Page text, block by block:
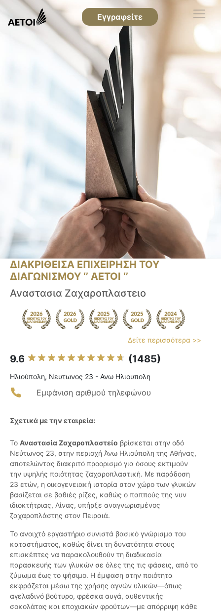
Εγγραφείτε
ΔΙΑΚΡΙΘΕΙΣΑ ΕΠΙΧΕΙΡΗΣΗ ΤΟΥ
ΔΙΑΓΩΝΙΣΜΟΥ ‘’ ΑΕΤΟΙ ‘’
Αναστασια Ζαχαροπλαστειο
Δείτε περισσότερα >>
9.6 (1485)
Ηλιούπολη, Νευτωνος 23 - Ανω Ηλιουπολη
Εμφάνιση αριθμού τηλεφώνου
Σχετικά με την εταιρεία:
Το Αναστασία Ζαχαροπλαστείο βρίσκεται στην οδό
Νεύτωνος 23, στην περιοχή Άνω Ηλιούπολη της Αθήνας,
αποτελώντας διακριτό προορισμό για όσους εκτιμούν
την υψηλής ποιότητας ζαχαροπλαστική. Με παράδοση
23 ετών, η οικογενειακή ιστορία στον χώρο των γλυκών
βασίζεται σε βαθιές ρίζες, καθώς ο παππούς της νυν
ιδιοκτήτριας, Λίνας, υπήρξε αναγνωρισμένος
ζαχαροπλάστης στον Πειραιά.
Το ανοιχτό εργαστήριο συνιστά βασικό γνώρισμα του
καταστήματος, καθώς δίνει τη δυνατότητα στους
επισκέπτες να παρακολουθούν τη διαδικασία
παρασκευής των γλυκών σε όλες της τις φάσεις, από το
ζύμωμα έως το ψήσιμο. Η έμφαση στην ποιότητα
εκφράζεται μέσω της χρήσης αγνών υλικών—όπως
αγελαδινό βούτυρο, φρέσκα αυγά, αυθεντικής
σοκολάτας και εποχιακών φρούτων—με απόρριψη κάθε